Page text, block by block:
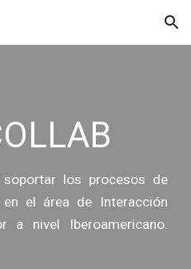
Skip to navigation
soportar los procesos de
en el área de Interacción
a nivel Iberoamericano.